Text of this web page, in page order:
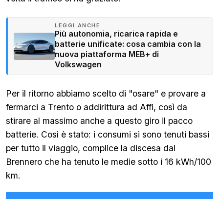
LEGGI ANCHE
Più autonomia, ricarica rapida e
batterie unificate: cosa cambia con la
nuova piattaforma MEB+ di
Volkswagen
Per il ritorno abbiamo scelto di "osare" e provare a
fermarci a Trento o addirittura ad Affi, così da
stirare al massimo anche a questo giro il pacco
batterie. Così è stato: i consumi si sono tenuti bassi
per tutto il viaggio, complice la discesa dal
Brennero che ha tenuto le medie sotto i 16 kWh/100
km.